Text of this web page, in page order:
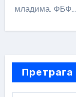
младима. ФБФ…
Претрага